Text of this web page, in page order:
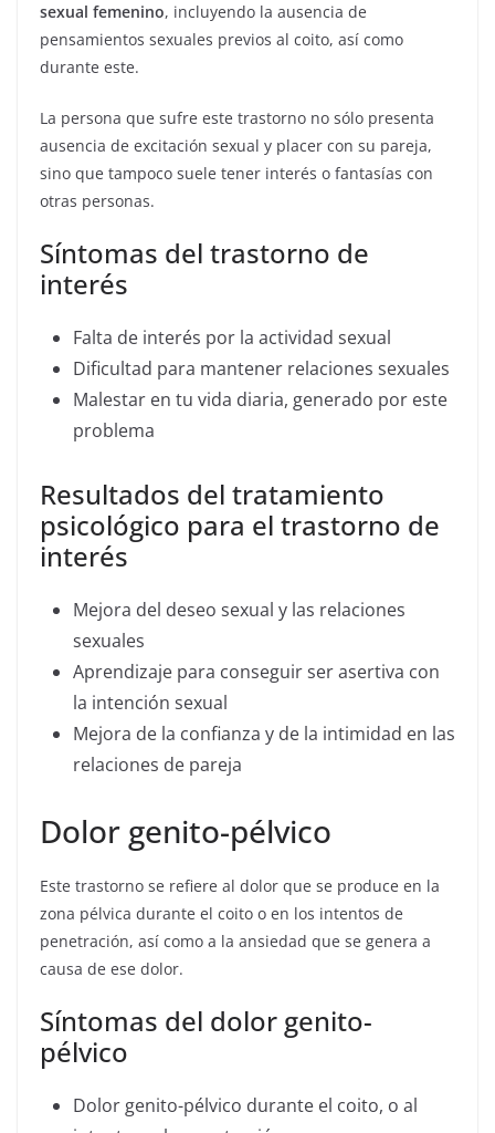
sexual femenino, incluyendo la ausencia de
pensamientos sexuales previos al coito, así como
durante este.
La persona que sufre este trastorno no sólo presenta
ausencia de excitación sexual y placer con su pareja,
sino que tampoco suele tener interés o fantasías con
otras personas.
Síntomas del trastorno de
interés
Falta de interés por la actividad sexual
Dificultad para mantener relaciones sexuales
Malestar en tu vida diaria, generado por este
problema
Resultados del tratamiento
psicológico para el trastorno de
interés
Mejora del deseo sexual y las relaciones
sexuales
Aprendizaje para conseguir ser asertiva con
la intención sexual
Mejora de la confianza y de la intimidad en las
relaciones de pareja
Dolor genito-pélvico
Este trastorno se refiere al dolor que se produce en la
zona pélvica durante el coito o en los intentos de
penetración, así como a la ansiedad que se genera a
causa de ese dolor.
Síntomas del dolor genito-
pélvico
Dolor genito-pélvico durante el coito, o al